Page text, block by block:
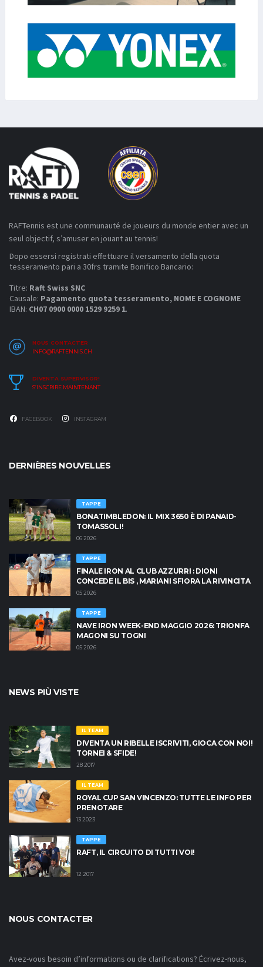
RAFTennis est une communauté de joueurs du monde entier avec un
seul objectif, s’amuser en jouant au tennis!
Dopo essersi registrati effettuare il versamento della quota
tesseramento pari a 30frs tramite Bonifico Bancario:
Titre: Raft Swiss SNC
Causale: Pagamento quota tesseramento, NOME E COGNOME
IBAN: CH07 0900 0000 1529 9259 1.
NOUS CONTACTER
INFO@RAFTENNIS.CH
DIVENTA SUPERVISOR!
S’INSCRIRE MAINTENANT
FACEBOOK INSTAGRAM
DERNIÈRES NOUVELLES
TAPPE
BONATIMBLEDON: IL MIX 3650 È DI PANAID-
TOMASSOLI!
06 2026
TAPPE
FINALE IRON AL CLUB AZZURRI : DIONI
CONCEDE IL BIS , MARIANI SFIORA LA RIVINCITA
05 2026
TAPPE
NAVE IRON WEEK-END MAGGIO 2026: TRIONFA
MAGONI SU TOGNI
05 2026
NEWS PIÙ VISTE
IL TEAM
DIVENTA UN RIBELLE ISCRIVITI, GIOCA CON NOI!
TORNEI & SFIDE!
28 2017
IL TEAM
ROYAL CUP SAN VINCENZO: TUTTE LE INFO PER
PRENOTARE
13 2023
TAPPE
RAFT, IL CIRCUITO DI TUTTI VOI!
12 2017
NOUS CONTACTER
Avez-vous besoin d’informations ou de clarifications? Écrivez-nous,